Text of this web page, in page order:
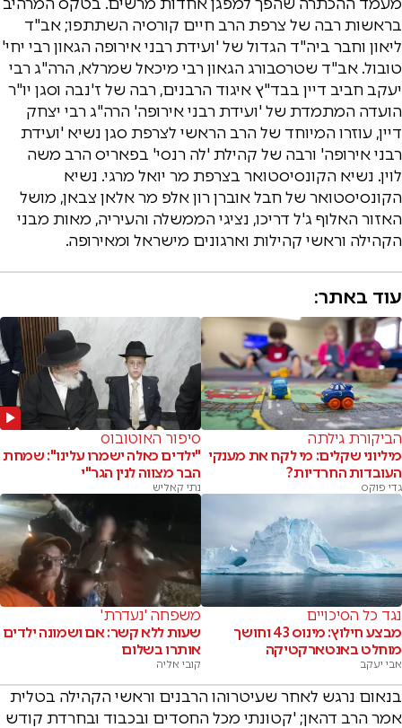
בראשות רבה של צרפת הרב חיים קורסיה השתתפו; אב"ד
ליאון וחבר ביה"ד הגדול של 'ועידת רבני אירופה הגאון רבי יחי'
טובול. אב"ד שטרסבורג הגאון רבי מיכאל שמרלא, הרה"ג רבי
יעקב חביב דיין בבד"ץ איגוד הרבנים, רבה של ז'נבה וסגן יו"ר
הועדה המתמדת של 'ועידת רבני אירופה' הרה"ג רבי יצחק
דיין, עוזרו המיוחד של הרב הראשי לצרפת סגן נשיא 'ועידת
רבני אירופה' ורבה של קהילת 'לה רנסי' בפאריס הרב משה
לוין. נשיא הקונסיסטואר בצרפת מר יואל מרגי. נשיא
הקונסיסטואר של חבל אוברן רון אלפ מר אלאן צבאן, מושל
האזור האלוף ג'ל דריכו, נציגי הממשלה והעיריה, מאות מבני
הקהילה וראשי קהילות וארגונים מישראל ומאירופה.
עוד באתר:
הביקורת גילתה
מיליוני שקלים: מי לקח את מענקי
העובדות החרדיות?
גדי פוקס
סיפור האוטובוס
"ילדים כאלה ישמרו עלינו": שמחת
הבר מצווה לנין הגר"י
נתי קאליש
נגד כל הסיכויים
מבצע חילוץ: מינוס 43 וחושך
מוחלט באנטארקטיקה
אבי יעקב
משפחה 'נעדרת'
שעות ללא קשר: אם ושמונה ילדים
אותרו בשלום
קובי אליה
בנאום נרגש לאחר שעיטרוהו הרבנים וראשי הקהילה בטלית
אמר הרב דהאן; 'קטונתי מכל החסדים ובכבוד ובחרדת קודש